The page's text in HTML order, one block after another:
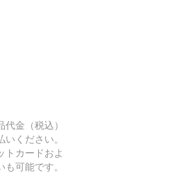
金（税込）
ください。
トカードおよ
可能です。